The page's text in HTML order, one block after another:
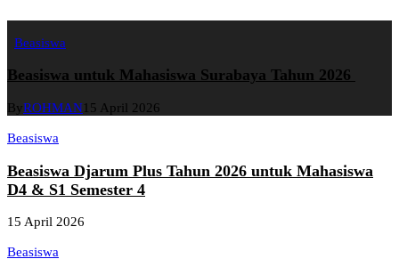
Beasiswa
Beasiswa untuk Mahasiswa Surabaya Tahun 2026
ByROHMAN15 April 2026
Beasiswa
Beasiswa Djarum Plus Tahun 2026 untuk Mahasiswa
D4 & S1 Semester 4
15 April 2026
Beasiswa